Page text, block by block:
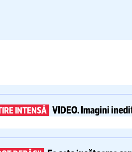
INTENSĂ VIDEO.Imagini